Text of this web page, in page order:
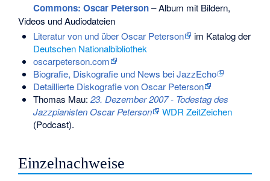
Commons: Oscar Peterson– Album mit Bildern,
Videos und Audiodateien
Literatur von und über Oscar Peterson
im Katalog der
Deutschen Nationalbibliothek
oscarpeterson.com
Biografie, Diskografie und News bei JazzEcho
Detaillierte Diskografie von Oscar Peterson
Thomas Mau: 23. Dezember 2007 - Todestag des
Jazzpianisten Oscar Peterson
WDR ZeitZeichen
(Podcast).
Einzelnachweise